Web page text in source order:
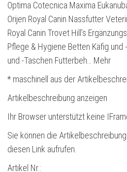
Optima Cotecnica Maxima
Orijen Royal Canin Nassfutter
Royal Canin Trovet Hill’s
Pflege & Hygiene Betten Käfig
und -Taschen Futterbeh… Mehr
* maschinell aus der
Artikelbeschreibung anzeigen
Ihr Browser unterstützt keine
Sie können die
diesen Link aufrufen.
Artikel Nr.: